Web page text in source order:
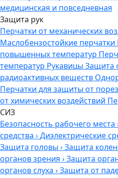
медицинская и повседневная
Защита рук
Перчатки от механических
Маслобензостойкие перчатки
повышенных температур
температур Рукавицы Защита
радиоактивных веществ
Перчатки для защиты от
от химических воздействий
СИЗ
Безопасность рабочего места
средства ›Диэлектрические
Защита головы ›Защита
органов зрения ›Защита
органов слуха ›Защита от